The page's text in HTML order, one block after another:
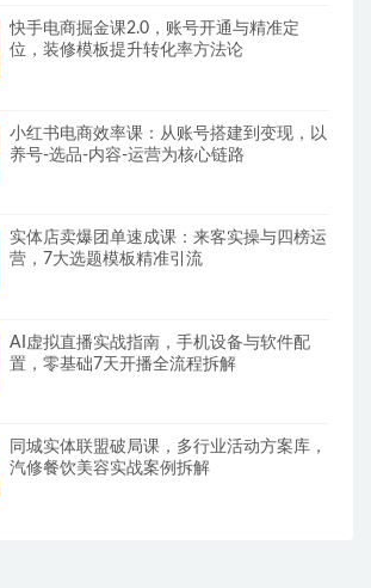
快手电商掘金课2.0，账号开通与精准定
位，装修模板提升转化率方法论
小红书电商效率课：从账号搭建到变现，以
养号-选品-内容-运营为核心链路
实体店卖爆团单速成课：来客实操与四榜运
营，7大选题模板精准引流
AI虚拟直播实战指南，手机设备与软件配
置，零基础7天开播全流程拆解
同城实体联盟破局课，多行业活动方案库，
汽修餐饮美容实战案例拆解